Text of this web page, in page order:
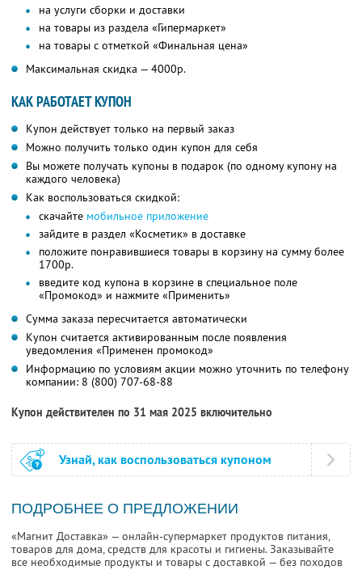
на услуги сборки и доставки
на товары из раздела «Гипермаркет»
на товары с отметкой «Финальная цена»
Максимальная скидка — 4000р.
КАК РАБОТАЕТ КУПОН
Купон действует только на первый заказ
Можно получить только один купон для себя
Вы можете получать купоны в подарок (по одному купону на
каждого человека)
Как воспользоваться скидкой:
скачайте мобильное приложение
зайдите в раздел «Косметик» в доставке
положите понравившиеся товары в корзину на сумму более
1700р.
введите код купона в корзине в специальное поле
«Промокод» и нажмите «Применить»
Сумма заказа пересчитается автоматически
Купон считается активированным после появления
уведомления «Применен промокод»
Информацию по условиям акции можно уточнить по телефону
компании: 8 (800) 707-68-88
Купон действителен по 31 мая 2025 включительно
Узнай, как воспользоваться купоном
ПОДРОБНЕЕ О ПРЕДЛОЖЕНИИ
«Магнит Доставка» — онлайн-супермаркет продуктов питания,
товаров для дома, средств для красоты и гигиены. Заказывайте
все необходимые продукты и товары с доставкой — без походов